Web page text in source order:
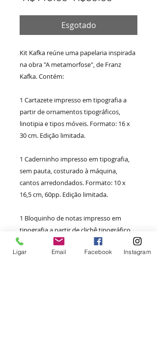
Esgotado
Kit Kafka reúne uma papelaria inspirada
na obra "A metamorfose", de Franz
Kafka. Contém:
1 Cartazete impresso em tipografia a
partir de ornamentos tipográficos,
linotipia e tipos móveis. Formato: 16 x
30 cm. Edição limitada.
1 Caderninho impresso em tipografia,
sem pauta, costurado à máquina,
cantos arredondados. Formato: 10 x
16,5 cm, 60pp. Edição limitada.
1 Bloquinho de notas impresso em
tipografia a partir de clichê tipográfico.
Formato: 7 x 9 cm, 60pp. Edição
limitada.
Ligar Email Facebook Instagram